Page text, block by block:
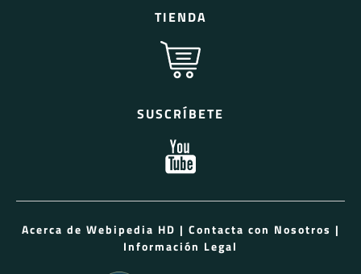
TIENDA
SUSCRÍBETE
Acerca de Webipedia HD | Contacta con Nosotros |
Información Legal